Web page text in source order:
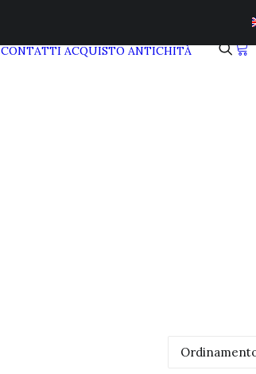
CONTATTI ACQUISTO ANTICHITÀ